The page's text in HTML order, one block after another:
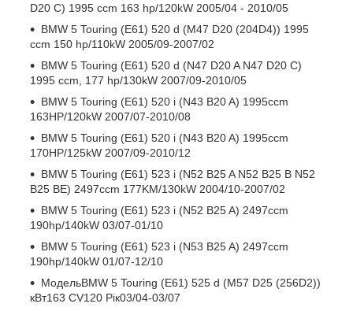
D20 C) 1995 ccm 163 hp/120kW 2005/04 - 2010/05
BMW 5 Touring (E61) 520 d (M47 D20 (204D4)) 1995
ccm 150 hp/110kW 2005/09-2007/02
BMW 5 Touring (E61) 520 d (N47 D20 A N47 D20 C)
1995 ccm, 177 hp/130kW 2007/09-2010/05
BMW 5 Touring (E61) 520 i (N43 B20 A) 1995ccm
163HP/120kW 2007/07-2010/08
BMW 5 Touring (E61) 520 i (N43 B20 A) 1995ccm
170HP/125kW 2007/09-2010/12
BMW 5 Touring (E61) 523 i (N52 B25 A N52 B25 B N52
B25 BE) 2497ccm 177KM/130kW 2004/10-2007/02
BMW 5 Touring (E61) 523 i (N52 B25 A) 2497ccm
190hp/140kW 03/07-01/10
BMW 5 Touring (E61) 523 i (N53 B25 A) 2497ccm
190hp/140kW 01/07-12/10
МодельBMW 5 Touring (E61) 525 d (M57 D25 (256D2))
кВт163 CV120 Рік03/04-03/07